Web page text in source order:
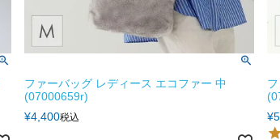
ファーバッグ レディース エコファー 中
(07000659r)
¥4,400税込
¥